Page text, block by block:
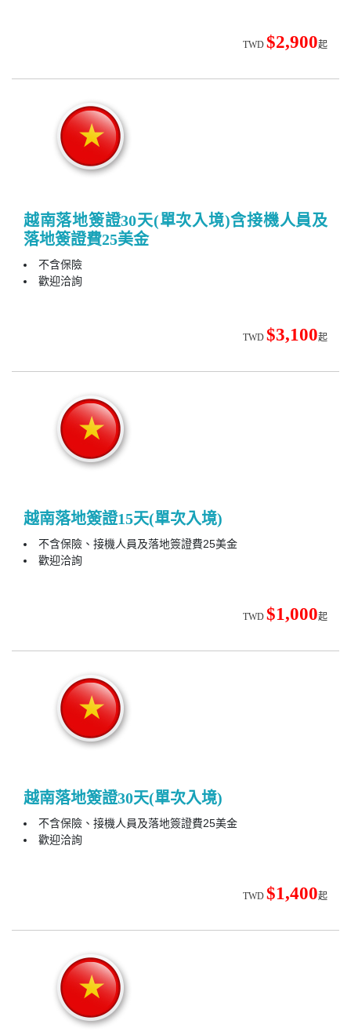
TWD $2,900起
越南落地簽證30天(單次入境)含接機人員及
落地簽證費25美金
不含保險
歡迎洽詢
TWD $3,100起
越南落地簽證15天(單次入境)
不含保險、接機人員及落地簽證費25美金
歡迎洽詢
TWD $1,000起
越南落地簽證30天(單次入境)
不含保險、接機人員及落地簽證費25美金
歡迎洽詢
TWD $1,400起